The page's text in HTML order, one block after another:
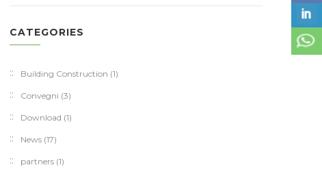
CATEGORIES
Building Construction (1)
Convegni (3)
Download (1)
News (17)
partners (1)